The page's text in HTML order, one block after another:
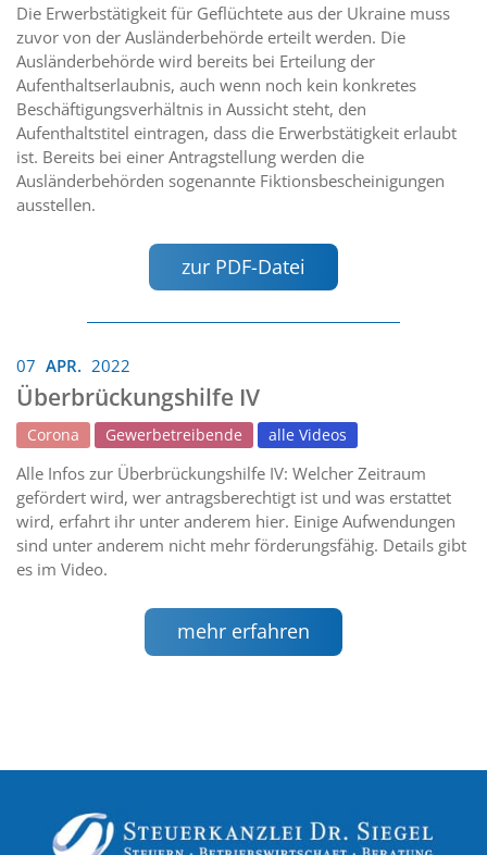
Die Erwerbstätigkeit für Geflüchtete aus der Ukraine muss
zuvor von der Ausländerbehörde erteilt werden. Die
Ausländerbehörde wird bereits bei Erteilung der
Aufenthaltserlaubnis, auch wenn noch kein konkretes
Beschäftigungsverhältnis in Aussicht steht, den
Aufenthaltstitel eintragen, dass die Erwerbstätigkeit erlaubt
ist. Bereits bei einer Antragstellung werden die
Ausländerbehörden sogenannte Fiktionsbescheinigungen
ausstellen.
zur PDF-Datei
07 APR. 2022
Überbrückungshilfe IV
Corona Gewerbetreibende alle Videos
Alle Infos zur Überbrückungshilfe IV: Welcher Zeitraum
gefördert wird, wer antragsberechtigt ist und was erstattet
wird, erfahrt ihr unter anderem hier. Einige Aufwendungen
sind unter anderem nicht mehr förderungsfähig. Details gibt
es im Video.
mehr erfahren